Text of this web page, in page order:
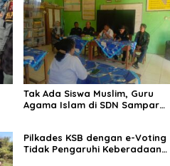
Tak Ada Siswa Muslim, Guru
Agama Islam di SDN Sampar
Pilkades KSB dengan e-Voting
Tidak Pengaruhi Keberadaan